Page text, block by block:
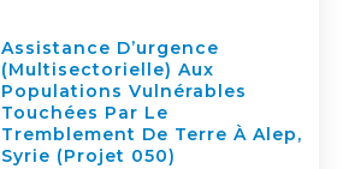
Assistance D’urgence
(multisectorielle) Aux
Populations Vulnérables
Touchées Par Le
Tremblement De Terre À Alep,
Syrie (Projet 050)